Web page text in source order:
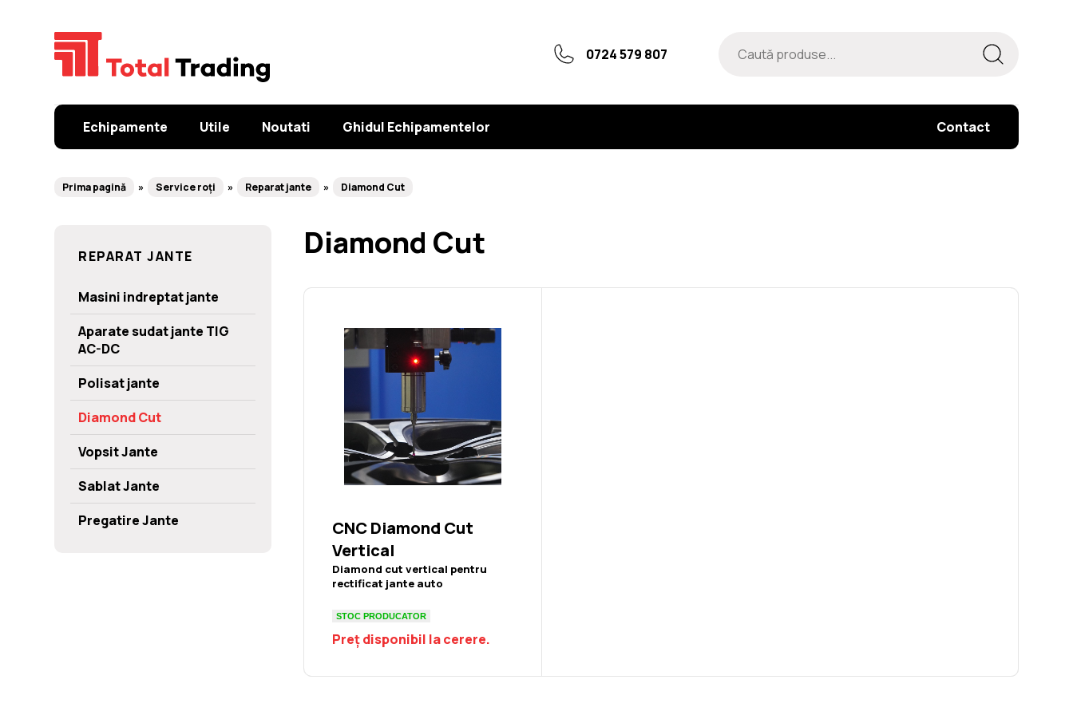
0724 579 807
Echipamente Utile Noutati Ghidul Echipamentelor Contact
Prima pagină Service roți Reparat jante Diamond Cut
REPARAT JANTE
Masini indreptat jante
Aparate sudat jante TIG
AC-DC
Polisat jante
Diamond Cut
Vopsit Jante
Sablat Jante
Pregatire Jante
Diamond Cut
CNC Diamond Cut
Vertical
Diamond cut vertical pentru
rectificat jante auto
STOC PRODUCATOR
Preț disponibil la cerere.